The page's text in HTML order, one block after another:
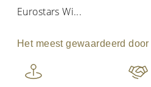
Eurostars Wi...
Het meest gewaardeerd